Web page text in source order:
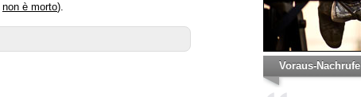
non è morto).
Voraus-Nachrufe